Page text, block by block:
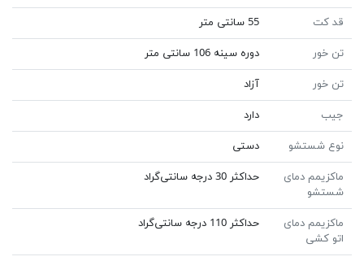
قد کت 55 سانتی متر
تن خور دوره سینه 106 سانتی متر
تن خور آزاد
جیب دارد
نوع شستشو دستی
ماکزیمم دمای
شستشو
حداکثر 30 درجه سانتی‌گراد
ماکزیمم دمای
اتو کشی
حداکثر 110 درجه سانتی‌گراد